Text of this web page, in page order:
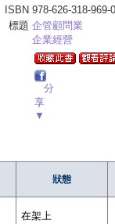
ISBN 978-626-318-969-0
標題 企管顧問業
企業經營
分
享
▼
狀態
在架上